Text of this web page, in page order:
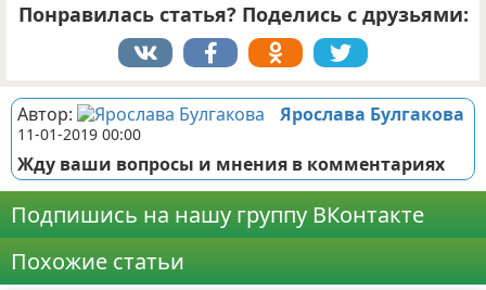
Понравилась статья? Поделись с друзьями:
Автор: Ярослава Булгакова
11-01-2019 00:00
Жду ваши вопросы и мнения в комментариях
Подпишись на нашу группу ВКонтакте
Похожие статьи